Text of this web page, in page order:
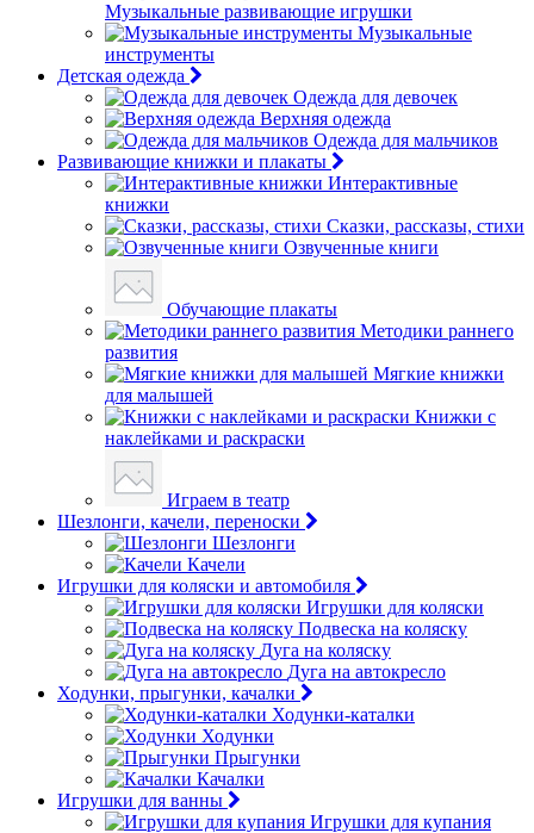
Музыкальные развивающие игрушки
Музыкальные
инструменты
Детская одежда
Одежда для девочек
Верхняя одежда
Одежда для мальчиков
Развивающие книжки и плакаты
Интерактивные
книжки
Сказки, рассказы, стихи
Озвученные книги
Обучающие плакаты
Методики раннего
развития
Мягкие книжки
для малышей
Книжки с
наклейками и раскраски
Играем в театр
Шезлонги, качели, переноски
Шезлонги
Качели
Игрушки для коляски и автомобиля
Игрушки для коляски
Подвеска на коляску
Дуга на коляску
Дуга на автокресло
Ходунки, прыгунки, качалки
Ходунки-каталки
Ходунки
Прыгунки
Качалки
Игрушки для ванны
Игрушки для купания